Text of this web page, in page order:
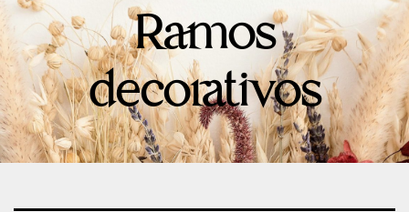
Ramos
decorativos